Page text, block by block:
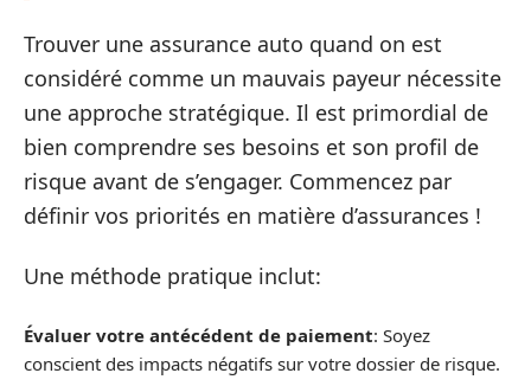
Trouver une assurance auto quand on est
considéré comme un mauvais payeur nécessite
une approche stratégique. Il est primordial de
bien comprendre ses besoins et son profil de
risque avant de s’engager. Commencez par
définir vos priorités en matière d’assurances !
Une méthode pratique inclut:
Évaluer votre antécédent de paiement: Soyez
conscient des impacts négatifs sur votre dossier de risque.